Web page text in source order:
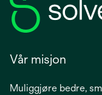
Vår misjon
Muliggjøre bedre,